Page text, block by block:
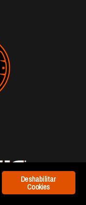
Deshabilitar
Cookies